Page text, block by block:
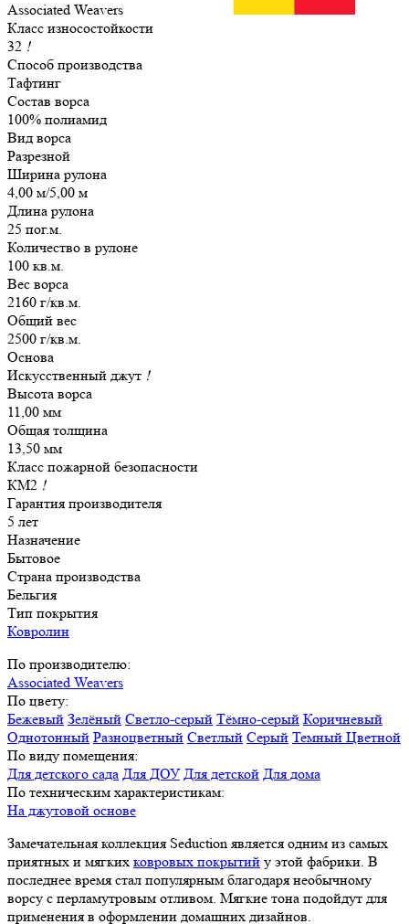
Associated Weavers
Класс износостойкости
32 !
Способ производства
Тафтинг
Состав ворса
100% полиамид
Вид ворса
Разрезной
Ширина рулона
4,00 м/5,00 м
Длина рулона
25 пог.м.
Количество в рулоне
100 кв.м.
Вес ворса
2160 г/кв.м.
Общий вес
2500 г/кв.м.
Основа
Искусственный джут !
Высота ворса
11,00 мм
Общая толщина
13,50 мм
Класс пожарной безопасности
КМ2 !
Гарантия производителя
5 лет
Назначение
Бытовое
Страна производства
Бельгия
Тип покрытия
Ковролин
По производителю:
Associated Weavers
По цвету:
Бежевый Зелёный Светло-серый Тёмно-серый Коричневый
Однотонный Разноцветный Светлый Серый Темный Цветной
По виду помещения:
Для детского сада Для ДОУ Для детской Для дома
По техническим характеристикам:
На джутовой основе
Замечательная коллекция Seduction является одним из самых
приятных и мягких ковровых покрытий у этой фабрики. В
последнее время стал популярным благодаря необычному
ворсу с перламутровым отливом. Мягкие тона подойдут для
применения в оформлении домашних дизайнов.